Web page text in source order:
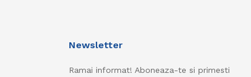
Newsletter
Ramai informat! Aboneaza-te si primesti